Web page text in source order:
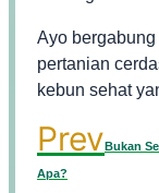
Ayo
pertanian
kebun sehat
PrevBukan
Apa?